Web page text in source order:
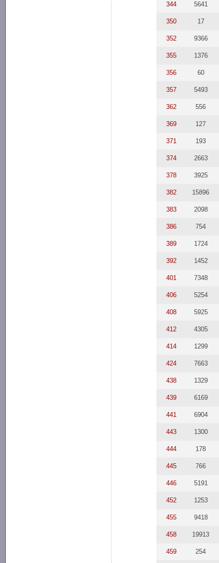
344 5641
350 17
352 9366
355 1376
356 60
357 5493
362 556
369 127
371 193
374 2663
378 3925
382 15896
383 2098
386 754
389 1724
392 1452
401 7348
406 5254
408 5925
412 4305
414 1299
424 7663
438 1329
439 6169
441 6904
443 1300
444 178
445 766
446 5191
452 1253
455 9418
458 19913
459 254